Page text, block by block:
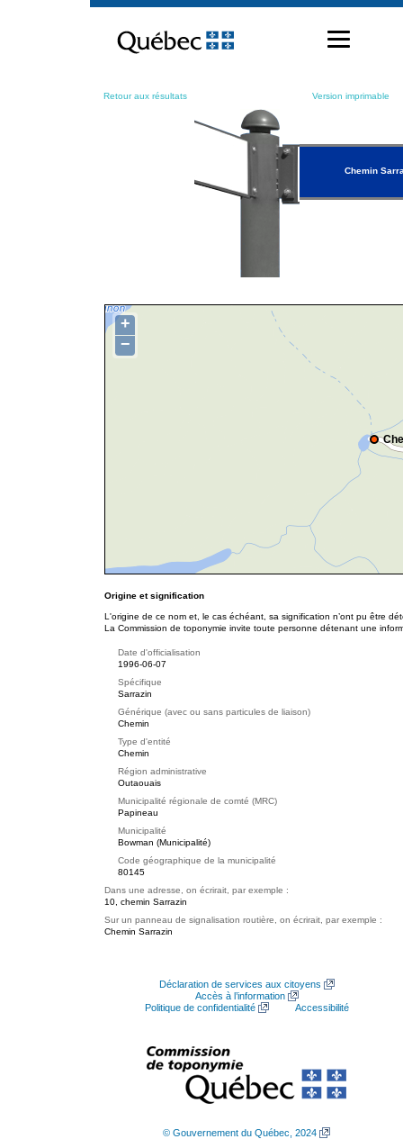
contenu
Retour aux résultats Version imprimable
Chemin
+
−
Origine et signification
L'origine de ce nom et, le cas échéant, sa signification n’ont pu être
La Commission de toponymie invite toute personne détenant une
Date d'officialisation
1996-06-07
Spécifique
Sarrazin
Générique (avec ou sans particules de liaison)
Chemin
Type d'entité
Chemin
Région administrative
Outaouais
Municipalité régionale de comté (MRC)
Papineau
Municipalité
Bowman (Municipalité)
Code géographique de la municipalité
80145
Dans une adresse, on écrirait, par exemple :
10, chemin Sarrazin
Sur un panneau de signalisation routière, on écrirait, par exemple :
Chemin Sarrazin
Déclaration de services aux citoyens
Accès à l’information
Politique de confidentialité
Accessibilité
© Gouvernement du Québec, 2024